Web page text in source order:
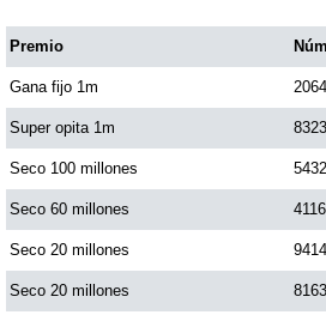
Premio
Gana fijo 1m 2064
Super opita 1m 8323
Seco 100 millones 5432
Seco 60 millones 4116
Seco 20 millones 9414
Seco 20 millones 8163